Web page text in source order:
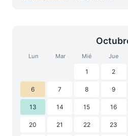
Lun Mar Mié Jue
1 2
6 7 8 9
13 14 15 16
20 21 22 23